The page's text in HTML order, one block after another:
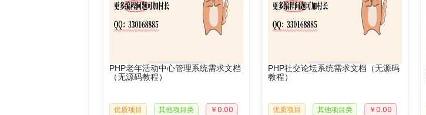
PHP老年活动中心管理系统需求文档
（无源码教程）
优质项目 其他项目类 ￥0.00
PHP社交论坛系统需求文档（无源码
教程）
优质项目 其他项目类 ￥0.00